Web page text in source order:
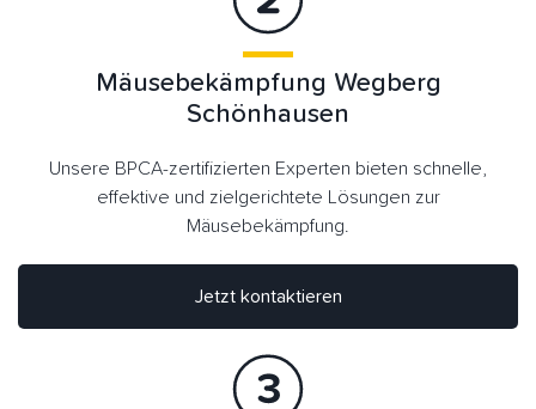
Jetzt kontaktieren
Mäusebekämpfung Wegberg
Schönhausen
Unsere BPCA-zertifizierten Experten bieten schnelle,
effektive und zielgerichtete Lösungen zur
Mäusebekämpfung.